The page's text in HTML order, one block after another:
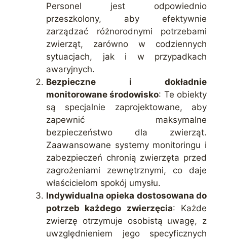
Personel jest odpowiednio
przeszkolony, aby efektywnie
zarządzać różnorodnymi potrzebami
zwierząt, zarówno w codziennych
sytuacjach, jak i w przypadkach
awaryjnych.
Bezpieczne i dokładnie
monitorowane środowisko: Te obiekty
są specjalnie zaprojektowane, aby
zapewnić maksymalne
bezpieczeństwo dla zwierząt.
Zaawansowane systemy monitoringu i
zabezpieczeń chronią zwierzęta przed
zagrożeniami zewnętrznymi, co daje
właścicielom spokój umysłu.
Indywidualna opieka dostosowana do
potrzeb każdego zwierzęcia: Każde
zwierzę otrzymuje osobistą uwagę, z
uwzględnieniem jego specyficznych